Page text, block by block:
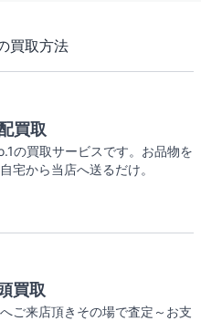
買取方法
買取
の買取サービスです。お品物を
宅から当店へ送るだけ。
買取
ご来店頂きその場で査定～お支